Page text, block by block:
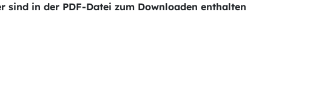
in der PDF-Datei zum Downloaden enthalten